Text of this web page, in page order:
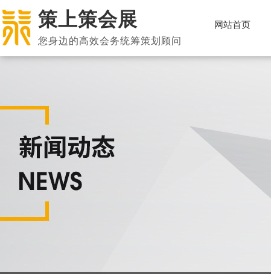
策上策会展
您身边的高效会务统筹策划顾问
网站首页